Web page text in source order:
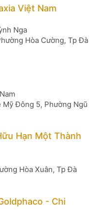
Việt Nam
Nga
Hòa Cường, Tp Đà
Đông 5, Phường Ngũ
Hạn Một Thành
Hòa Xuân, Tp Đà
- Chi